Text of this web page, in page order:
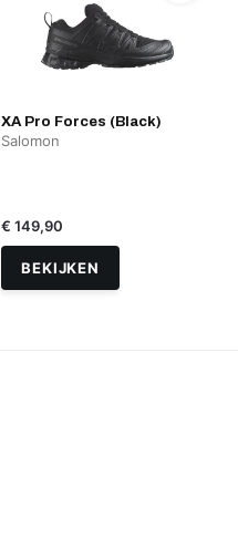
XA Pro Forces (Black)
Salomon
€ 149,90
BEKIJKEN